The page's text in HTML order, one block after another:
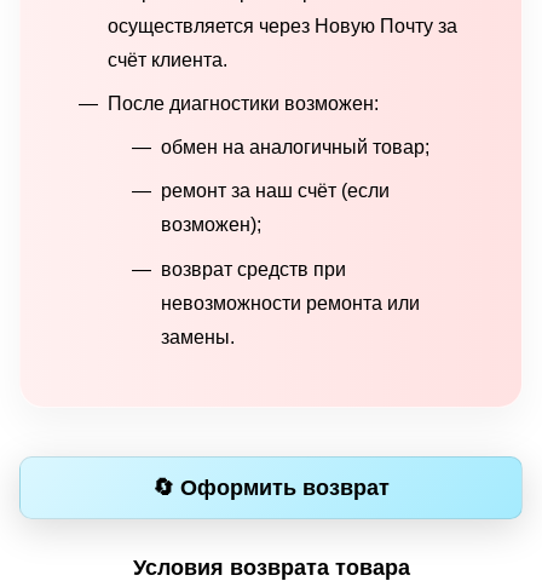
осуществляется через Новую Почту за
счёт клиента.
После диагностики возможен:
обмен на аналогичный товар;
ремонт за наш счёт (если
возможен);
возврат средств при
невозможности ремонта или
замены.
🔄 Оформить возврат
Условия возврата товара